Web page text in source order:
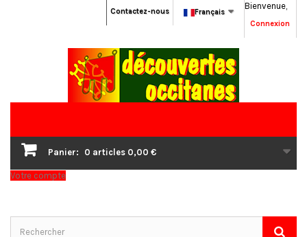
Bienvenue,
Connexion
Français
Contactez-nous
Panier: 0 articles 0,00 €
Votre compte